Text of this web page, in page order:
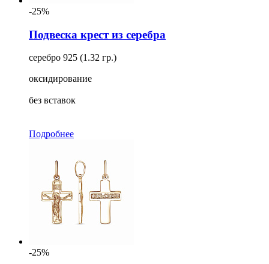
-25%
Подвеска крест из серебра
серебро 925 (1.32 гр.)
оксидирование
без вставок
Подробнее
-25%